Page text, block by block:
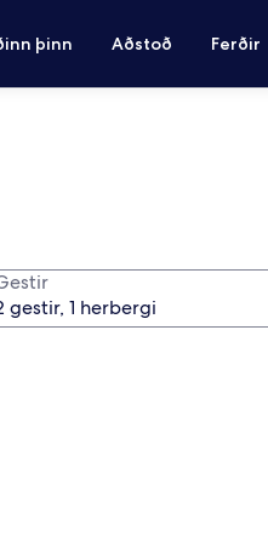
þinn Aðstoð Ferðir